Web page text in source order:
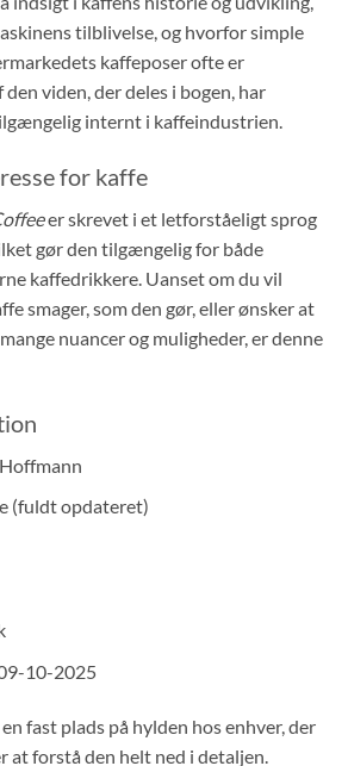
tilblivelse, og hvorfor simple
kaffeposer ofte er
viden, der deles i bogen, har
internt i kaffeindustrien.
for kaffe
er skrevet i et letforståeligt sprog
gør den tilgængelig for både
kaffedrikkere. Uanset om du vil
smager, som den gør, eller ønsker at
nuancer og muligheder, er denne
(fuldt opdateret)
10-2025
fast plads på hylden hos enhver, der
at forstå den helt ned i detaljen.